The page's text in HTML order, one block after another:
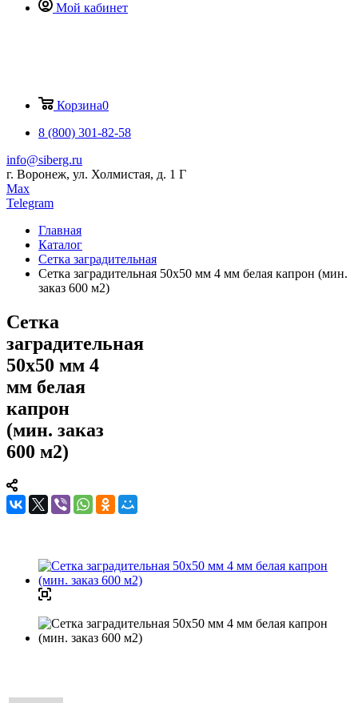
Мой кабинет
Корзина0
8 (800) 301-82-58
info@siberg.ru
г. Воронеж, ул. Холмистая, д. 1 Г
Max
Telegram
Главная
Каталог
Сетка заградительная
Сетка заградительная 50х50 мм 4 мм белая капрон (мин.
заказ 600 м2)
Сетка
заградительная
50х50 мм 4
мм белая
капрон
(мин. заказ
600 м2)